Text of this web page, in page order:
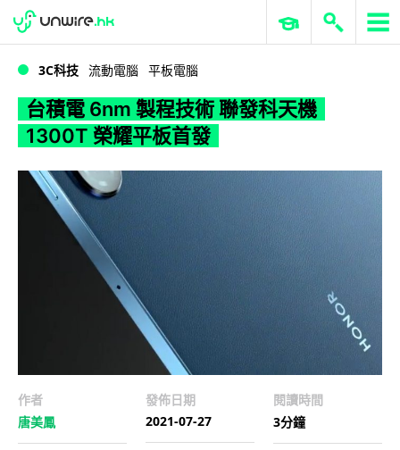
WWDC 2026 ERP 與商業 AI
3C科技 流動電腦 平板電腦
台積電 6nm 製程技術 聯發科天機
1300T 榮耀平板首發
作者
唐美鳳
發佈日期
2021-07-27
閱讀時間
3分鐘